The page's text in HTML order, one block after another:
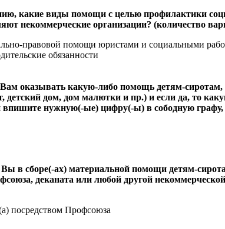
какие виды помощи с целью профилактики
некоммерческие организации? (количество
правовой помощи юристами и социальными
обязанности
оказывать какую-либо помощь детям-
детский дом, дом малютки и пр.) и если да, то
нужную(-ые) цифру(-ы) в сободную графу,
в сборе(-ах) материальной помощи детям-
деканата или любой другой
посредством Профсоюза